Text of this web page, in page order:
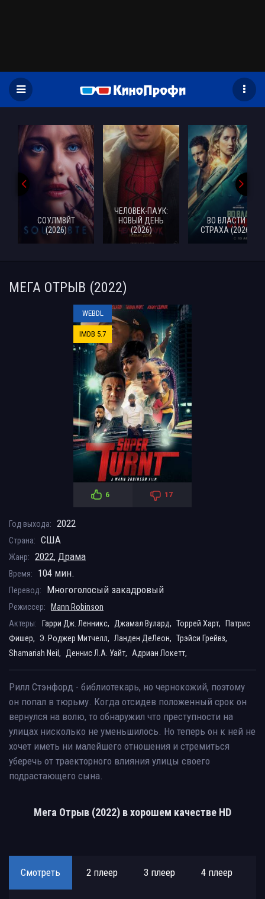
СОУЛМ8ЙТ
(2026)
ЧЕЛОВЕК-ПАУК:
НОВЫЙ ДЕНЬ
(2026)
ВО ВЛАСТИ
СТРАХА (2026)
МЕГА ОТРЫВ (2022)
WEBDL
IMDB 5.7
6 17
Год выхода: 2022
Страна: США
Жанр: 2022, Драма
Время: 104 мин.
Перевод: Многоголосый закадровый
Режиссер:
Mann Robinson
Актеры:
Гарри Дж. Ленникс, Джамал Вулард, Торрей Харт,
Патрис
Фишер, Э. Роджер Митчелл, Ланден ДеЛеон, Трэйси Грейвз,
Shamariah Neil,
Деннис Л.А. Уайт, Адриан Локетт,
Рилл Стэнфорд - библиотекарь, но чернокожий, поэтому
он попал в тюрьму. Когда отсидев положенный срок он
вернулся на волю, то обнаружил что преступности на
улицах нисколько не уменьшилось. Но теперь он к ней не
хочет иметь ни малейшего отношения и стремиться
уберечь от траекторного влияния улицы своего
подрастающего сына.
Мега Отрыв (2022) в хорошем качестве HD
Смотреть 2 плеер 3 плеер 4 плеер